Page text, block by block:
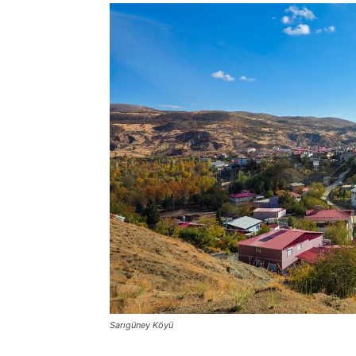
Sarıgüney Köyü